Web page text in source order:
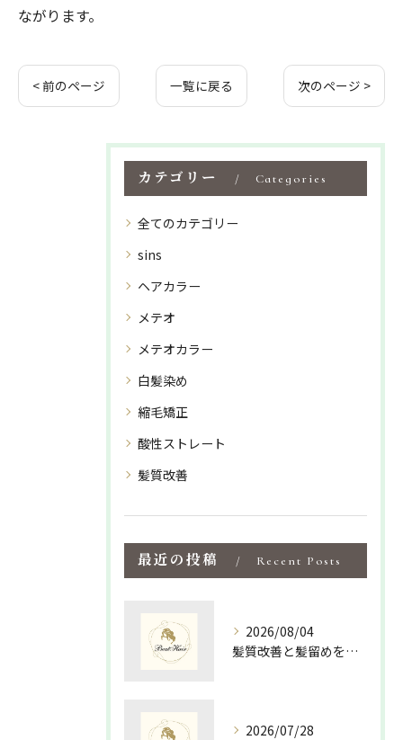
ながります。
< 前のページ 一覧に戻る 次のページ >
カテゴリー Categories
全てのカテゴリー
sins
ヘアカラー
メテオ
メテオカラー
白髪染め
縮毛矯正
酸性ストレート
髪質改善
最近の投稿 Recent Posts
2026/08/04
髪質改善と髪留めを活かして島根県松江市隠岐郡海士町で手軽にツヤ髪を手に入れる方法
2026/07/28